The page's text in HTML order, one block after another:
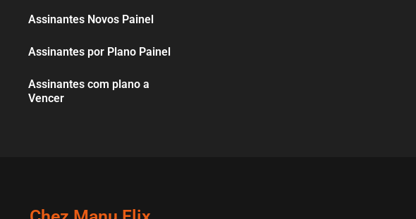
Assinantes Novos Painel
Assinantes por Plano Painel
Assinantes com plano a
Vencer